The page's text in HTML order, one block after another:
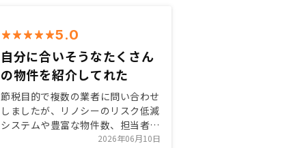
5.0
自分に合いそうなたくさん
の物件を紹介してれた
節税目的で複数の業者に問い合わせ
しましたが、リノシーのリスク低減
システムや豊富な物件数、担当者の
分かり易い説明が良かったので、今
2026年06月10日